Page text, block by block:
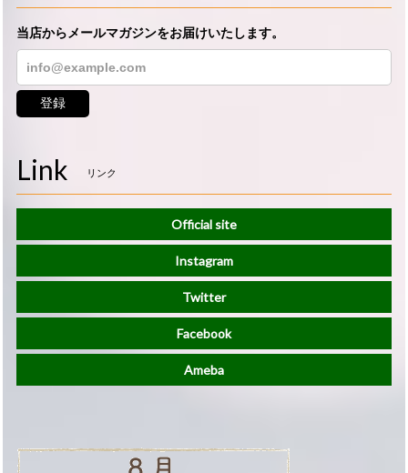
当店からメールマガジンをお届けいたします。
登録
Link リンク
Official site
Instagram
Twitter
Facebook
Ameba